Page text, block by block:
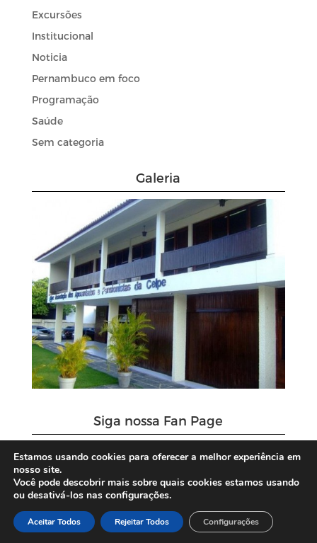
Excursões
Institucional
Noticia
Pernambuco em foco
Programação
Saúde
Sem categoria
Galeria
Siga nossa Fan Page
Estamos usando cookies para oferecer a melhor experiência em
nosso site.
Você pode descobrir mais sobre quais cookies estamos usando
ou desativá-los nas configurações.
Aceitar Todos Rejeitar Todos Configurações